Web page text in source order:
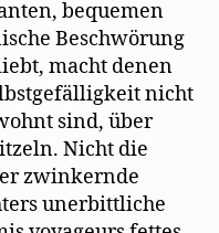
bequemen
Beschwörung
macht denen
nicht
sind, über
Nicht die
zwinkernde
unerbittliche